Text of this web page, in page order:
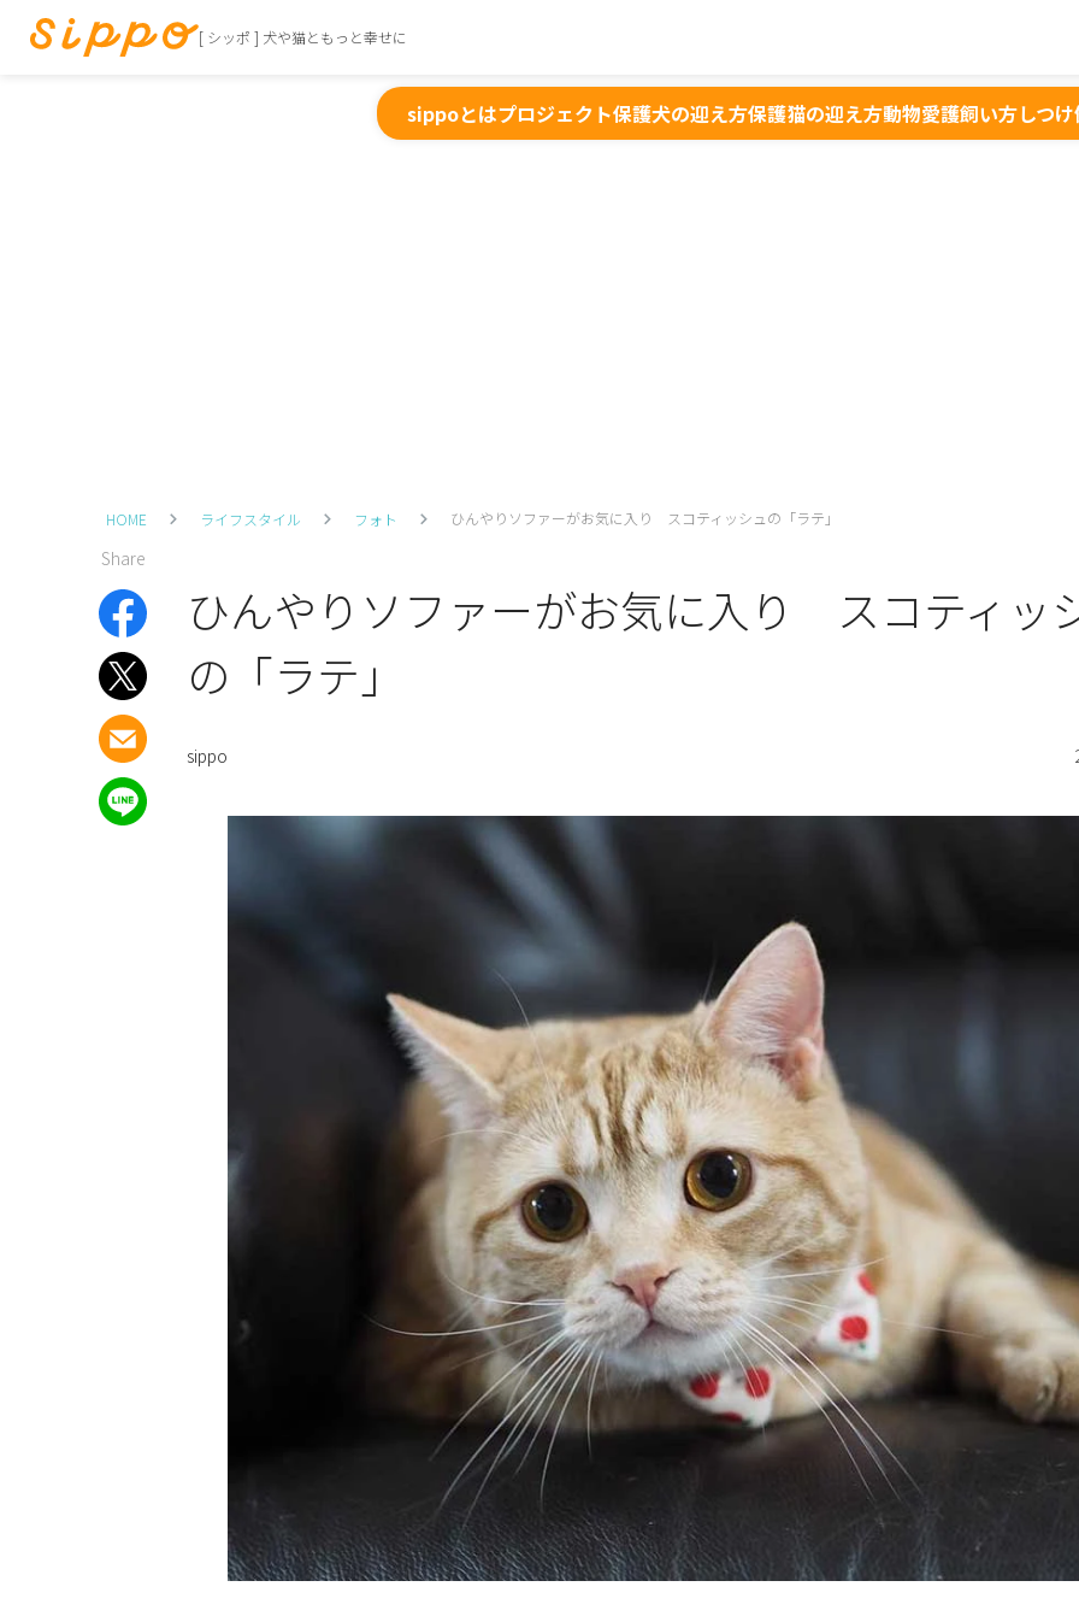
[ シッポ ] 犬や猫ともっと幸せに
sippoとはプロジェクト保護犬の迎え方保護猫の迎え方動物愛護飼い方しつけ
HOME ライフスタイル フォト ひんやりソファーがお気に入り スコティッシュの「ラテ」
Share
ひんやりソファーがお気に入り スコティッ
の「ラテ」
sippo